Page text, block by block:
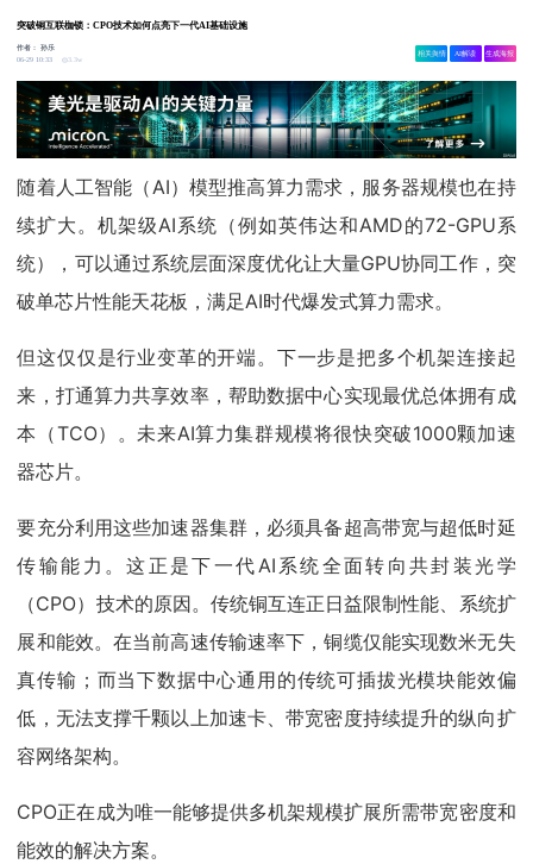
突破铜互联枷锁：CPO技术如何点亮下一代AI基础设施
作者：孙乐
06-29 10:33
3.3w
相关舆情 AI解读 生成海报
随着人工智能（AI）模型推高算力需求，服务器规模也在持
续扩大。机架级AI系统（例如英伟达和AMD的72-GPU系
统），可以通过系统层面深度优化让大量GPU协同工作，突
破单芯片性能天花板，满足AI时代爆发式算力需求。
但这仅仅是行业变革的开端。下一步是把多个机架连接起
来，打通算力共享效率，帮助数据中心实现最优总体拥有成
本（TCO）。未来AI算力集群规模将很快突破1000颗加速
器芯片。
要充分利用这些加速器集群，必须具备超高带宽与超低时延
传输能力。这正是下一代AI系统全面转向共封装光学
（CPO）技术的原因。传统铜互连正日益限制性能、系统扩
展和能效。在当前高速传输速率下，铜缆仅能实现数米无失
真传输；而当下数据中心通用的传统可插拔光模块能效偏
低，无法支撑千颗以上加速卡、带宽密度持续提升的纵向扩
容网络架构。
CPO正在成为唯一能够提供多机架规模扩展所需带宽密度和
能效的解决方案。